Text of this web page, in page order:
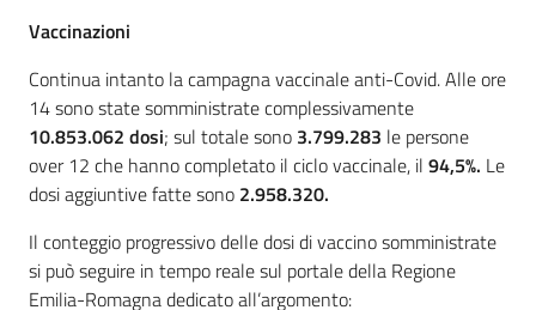
Vaccinazioni
Continua intanto la campagna vaccinale anti-Covid. Alle ore
14 sono state somministrate complessivamente
10.853.062 dosi; sul totale sono 3.799.283 le persone
over 12 che hanno completato il ciclo vaccinale, il 94,5%. Le
dosi aggiuntive fatte sono 2.958.320.
Il conteggio progressivo delle dosi di vaccino somministrate
si può seguire in tempo reale sul portale della Regione
Emilia-Romagna dedicato all’argomento: